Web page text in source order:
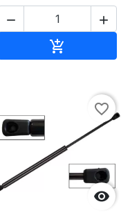
 


favorite_border